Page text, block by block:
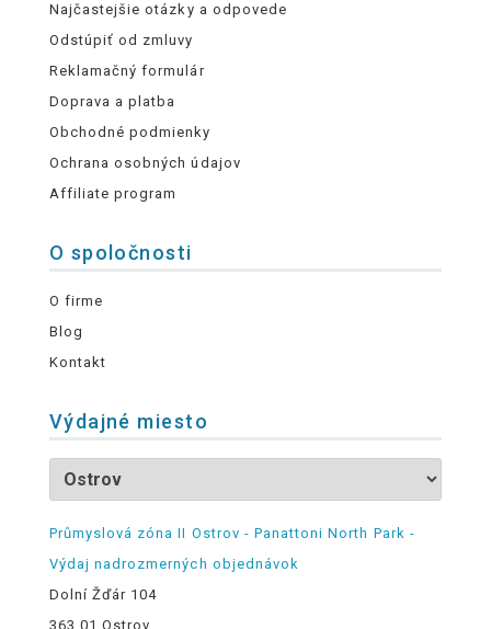
Najčastejšie otázky a odpovede
Odstúpiť od zmluvy
Reklamačný formulár
Doprava a platba
Obchodné podmienky
Ochrana osobných údajov
Affiliate program
O spoločnosti
O firme
Blog
Kontakt
Výdajné miesto
Průmyslová zóna II Ostrov - Panattoni North Park -
Výdaj nadrozmerných objednávok
Dolní Žďár 104
363 01 Ostrov